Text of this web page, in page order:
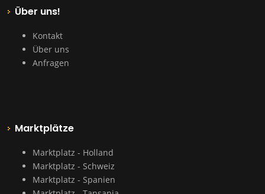
Über uns!
Kontakt
Über uns
Anfragen
Marktplätze
Marktplatz - Holland
Marktplatz - Schweiz
Marktplatz - Spanien